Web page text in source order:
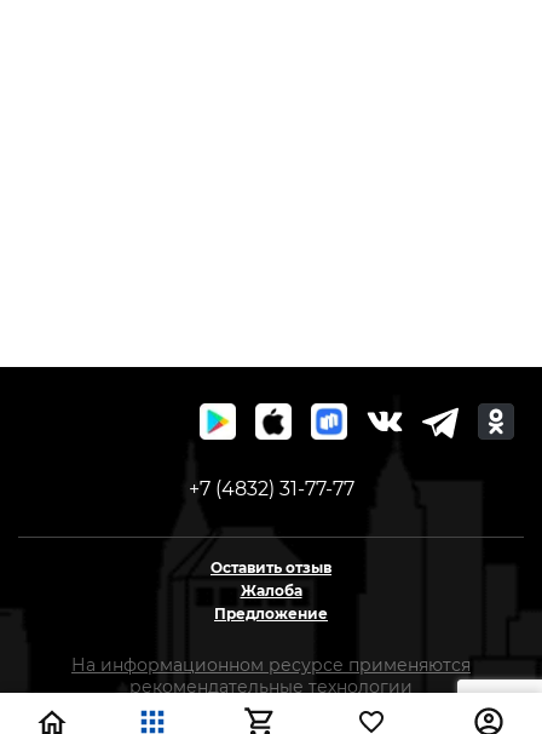
+7 (4832) 31-77-77
Оставить отзыв
Жалоба
Предложение
На информационном ресурсе применяются
рекомендательные технологии
(информационные технологии предоставления